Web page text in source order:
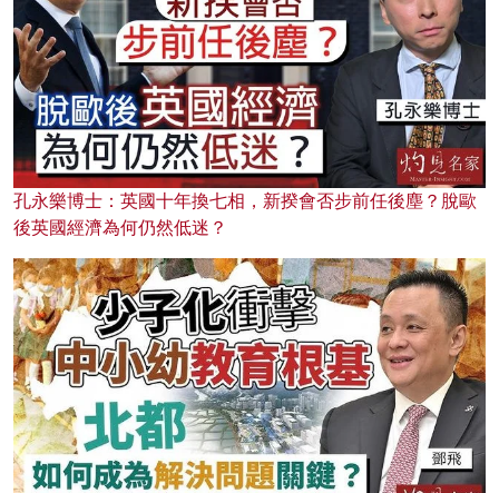
孔永樂博士：英國十年換七相，新揆會否步前任後塵？脫歐
後英國經濟為何仍然低迷？